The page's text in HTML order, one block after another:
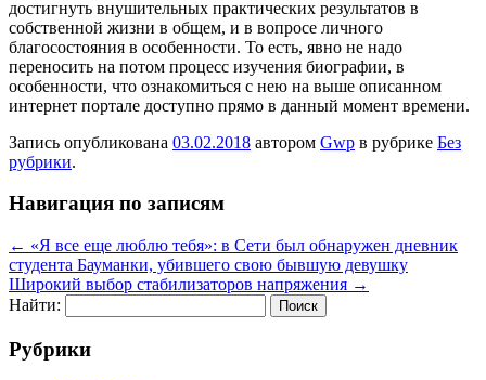
достигнуть внушительных практических результатов в
собственной жизни в общем, и в вопросе личного
благосостояния в особенности. То есть, явно не надо
переносить на потом процесс изучения биографии, в
особенности, что ознакомиться с нею на выше описанном
интернет портале доступно прямо в данный момент времени.
Запись опубликована 03.02.2018 автором Gwp в рубрике Без
рубрики.
Навигация по записям
← «Я все еще люблю тебя»: в Сети был обнаружен дневник
студента Бауманки, убившего свою бывшую девушку
Широкий выбор стабилизаторов напряжения →
Найти:
Рубрики